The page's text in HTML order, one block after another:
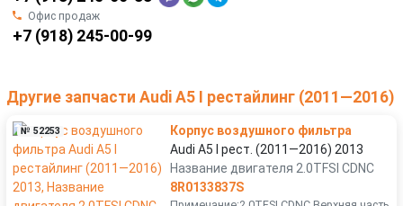
Офис продаж
+7 (918) 245-00-99
Другие запчасти Audi A5 I рестайлинг (2011—2016)
№ 52253
Корпус воздушного фильтра
Audi A5 I рест. (2011—2016) 2013
Название двигателя 2.0TFSI CDNC
8R0133837S